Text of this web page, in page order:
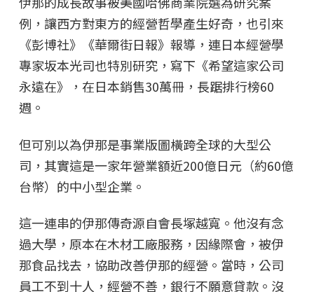
例，讓西方對東方的經營哲學產生好奇，也引來
《彭博社》《華爾街日報》報導，連日本經營學
專家坂本光司也特別研究，寫下《希望這家公司
永遠在》，在日本銷售30萬冊，長踞排行榜60
週。
但可別以為伊那是事業版圖橫跨全球的大型公
司，其實這是一家年營業額近200億日元（約60億
台幣）的中小型企業。
這一連串的伊那傳奇源自會長塚越寬。他沒有念
過大學，原本在木材工廠服務，因緣際會，被伊
那食品找去，協助改善伊那的經營。當時，公司
員工不到十人，經營不善，銀行不願意貸款。沒